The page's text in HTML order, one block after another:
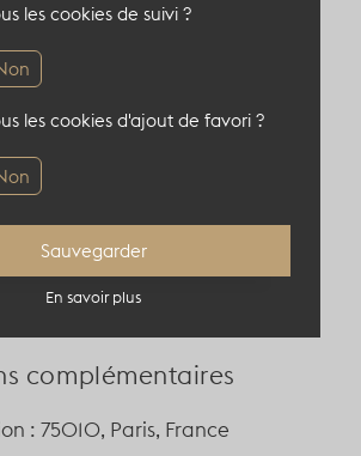
lieu atypique
cocktail
théâtre
diner
complémentaires
: 75010, Paris, France
les cookies de suivi ?
les cookies d'ajout de favori ?
Sauvegarder
En savoir plus